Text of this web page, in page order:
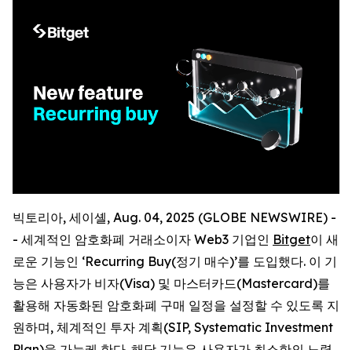
빅토리아, 세이셸, Aug. 04, 2025 (GLOBE NEWSWIRE) -
- 세계적인 암호화폐 거래소이자 Web3 기업인 Bitget이 새
로운 기능인 ‘Recurring Buy(정기 매수)’를 도입했다. 이 기
능은 사용자가 비자(Visa) 및 마스터카드(Mastercard)를
활용해 자동화된 암호화폐 구매 일정을 설정할 수 있도록 지
원하며, 체계적인 투자 계획(SIP, Systematic Investment